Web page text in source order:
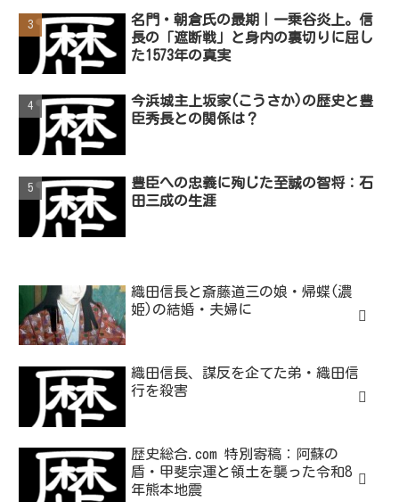
名門・朝倉氏の最期｜一乗谷炎上。信
長の「遮断戦」と身内の裏切りに屈し
た1573年の真実
今浜城主上坂家(こうさか)の歴史と豊
臣秀長との関係は？
豊臣への忠義に殉じた至誠の智将：石
田三成の生涯
織田信長と斎藤道三の娘・帰蝶(濃
姫)の結婚・夫婦に
織田信長、謀反を企てた弟・織田信
行を殺害
歴史総合.com 特別寄稿：阿蘇の
盾・甲斐宗運と領土を襲った令和8
年熊本地震